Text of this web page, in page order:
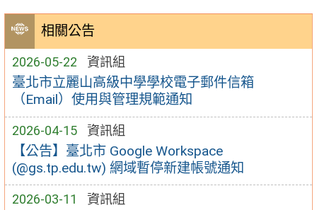
相關公告
2026-05-22 資訊組
臺北市立麗山高級中學學校電子郵件信箱
（Email）使用與管理規範通知
2026-04-15 資訊組
【公告】臺北市 Google Workspace
(@gs.tp.edu.tw) 網域暫停新建帳號通知
2026-03-11 資訊組